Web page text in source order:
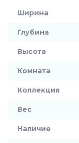
Ширина
Глубина
Высота
Комната
Коллекция
Вес
Наличие